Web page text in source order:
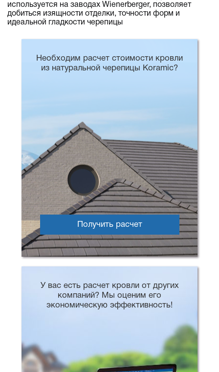
используется на заводах Wienerberger, позволяет
добиться изящности отделки, точности форм и
идеальной гладкости черепицы
Необходим расчет стоимости кровли
из натуральной черепицы Koramic?
Получить расчет
У вас есть расчет кровли от других
компаний? Мы оценим его
экономическую эффективность!